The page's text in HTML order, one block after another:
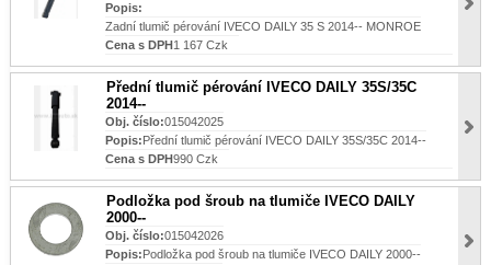
Popis:
Zadní tlumič pérování IVECO DAILY 35 S 2014-- MONROE
Cena s DPH1 167 Czk
Přední tlumič pérování IVECO DAILY 35S/35C
2014--
Obj. číslo:015042025
Popis:Přední tlumič pérování IVECO DAILY 35S/35C 2014--
Cena s DPH990 Czk
Podložka pod šroub na tlumiče IVECO DAILY
2000--
Obj. číslo:015042026
Popis:Podložka pod šroub na tlumiče IVECO DAILY 2000--